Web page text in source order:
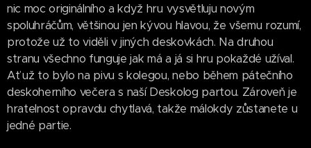
nic moc originálního a když hru vysvětluju novým
spoluhráčům, většinou jen kývou hlavou, že všemu rozumí,
protože už to viděli v jiných deskovkách. Na druhou
stranu všechno funguje jak má a já si hru pokaždé užíval.
Ať už to bylo na pivu s kolegou, nebo během pátečního
deskoherního večera s naší Deskolog partou. Zároveň je
hratelnost opravdu chytlavá, takže málokdy zůstanete u
jedné partie.